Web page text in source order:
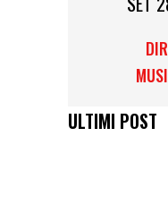
ULTIMI POST